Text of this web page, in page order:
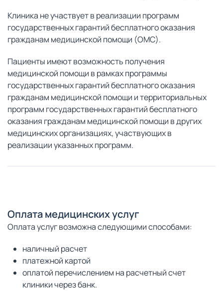
Клиника не участвует в реализации программ
государственных гарантий бесплатного оказания
гражданам медицинской помощи (ОМС).
Пациенты имеют возможность получения
медицинской помощи в рамках программы
государственных гарантий бесплатного оказания
гражданам медицинской помощи и территориальных
программ государственных гарантий бесплатного
оказания гражданам медицинской помощи в других
медицинских организациях, участвующих в
реализации указанных программ.
Оплата медицинских услуг
Оплата услуг возможна следующими способами:
наличный расчет
платежной картой
оплатой перечислением на расчетный счет
клиники через банк.